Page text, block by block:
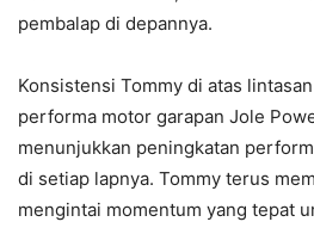
pembalap di depannya.
​Konsistensi Tommy di atas
performa motor garapan Jole
menunjukkan peningkatan
di setiap lapnya. Tommy terus
mengintai momentum yang tepat